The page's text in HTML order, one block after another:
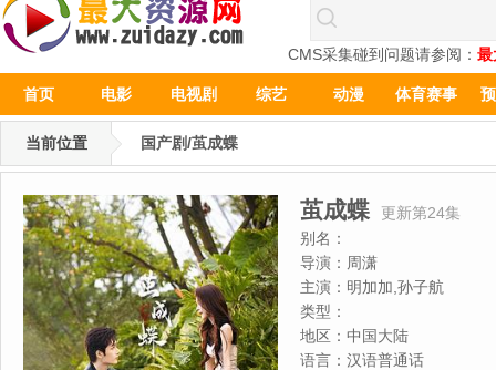
CMS采集碰到问题请参阅： 最
首页 电影 电视剧 综艺 动漫 体育赛事
当前位置 国产剧/茧成蝶
茧成蝶
更新第24集
别名：
导演： 周潇
主演： 明加加,孙子航
类型：
地区： 中国大陆
语言： 汉语普通话